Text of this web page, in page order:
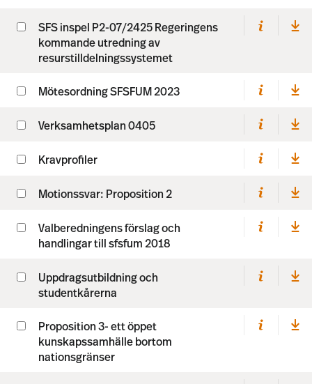
SFS inspel P2-07/2425 Regeringens
kommande utredning av
resurstilldelningssystemet
Mötesordning SFSFUM 2023
Verksamhetsplan 0405
Kravprofiler
Motionssvar: Proposition 2
Valberedningens förslag och
handlingar till sfsfum 2018
Uppdragsutbildning och
studentkårerna
Proposition 3- ett öppet
kunskapssamhälle bortom
nationsgränser